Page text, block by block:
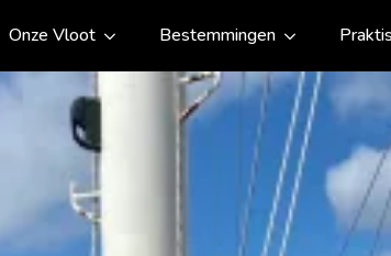
Onze Vloot Bestemmingen